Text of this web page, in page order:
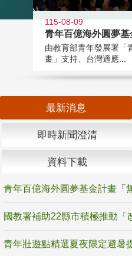
115-08-09
青年百億海外圓夢
由教育部青年發展署「
畫」支持、台灣適應...
最新消息
即時新聞澄清
資料下載